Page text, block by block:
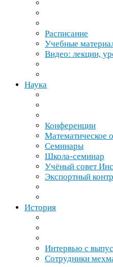
Расписание
Учебные
Видео: лекции,
Наука
Конференции
Математическое
Семинары
Школа-​семинар
Учёный совет
Экспортный
История
Интервью с
Сотрудники